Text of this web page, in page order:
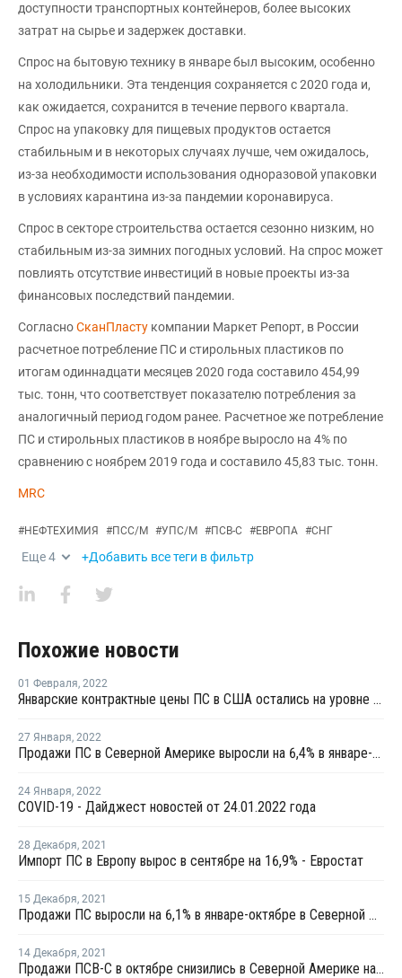
доступности транспортных контейнеров, более высоких
затрат на сырье и задержек доставки.
Спрос на бытовую технику в январе был высоким, особенно
на холодильники. Эта тенденция сохраняется с 2020 года и,
как ожидается, сохранится в течение первого квартала.
Спрос на упаковку для пищевых продуктов остается
стабильным и в некоторых случаях лучше, чем ожидалось,
из-за необходимости использования одноразовой упаковки
в условиях карантина из-за пандемии коронавируса.
Спрос в секторе строительства остается сезонно низким, но
стабильным из-за зимних погодных условий. На спрос может
повлиять отсутствие инвестиций в новые проекты из-за
финансовых последствий пандемии.
СогласноСканПласту компании Маркет Репорт, в России
расчетное потребление ПС и стирольных пластиков по
итогам одиннадцати месяцев 2020 года составило 454,99
тыс. тонн, что соответствует показателю потребления за
аналогичный период годом ранее. Расчетное же потребление
ПС и стирольных пластиков в ноябре выросло на 4% по
сравнению с ноябрем 2019 года и составило 45,83 тыс. тонн.
MRC
#НЕФТЕХИМИЯ #ПСС/М #УПС/М #ПСВ-С #ЕВРОПА #СНГ
Еще4 +Добавить все теги в фильтр
Похожие новости
01 Февраля, 2022
Январские контрактные цены ПС в США остались на уровне предыдущего месяца
27 Января, 2022
Продажи ПС в Северной Америке выросли на 6,4% в январе-ноябре 2021 года
24 Января, 2022
COVID-19 - Дайджест новостей от 24.01.2022 года
28 Декабря, 2021
Импорт ПС в Европу вырос в сентябре на 16,9% - Евростат
15 Декабря, 2021
Продажи ПС выросли на 6,1% в январе-октябре в Северной Америке
14 Декабря, 2021
Продажи ПСВ-С в октябре снизились в Северной Америке на 15%